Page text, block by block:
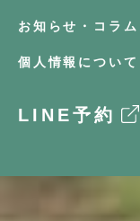
お知らせ・コラム
個人情報について
LINE予約